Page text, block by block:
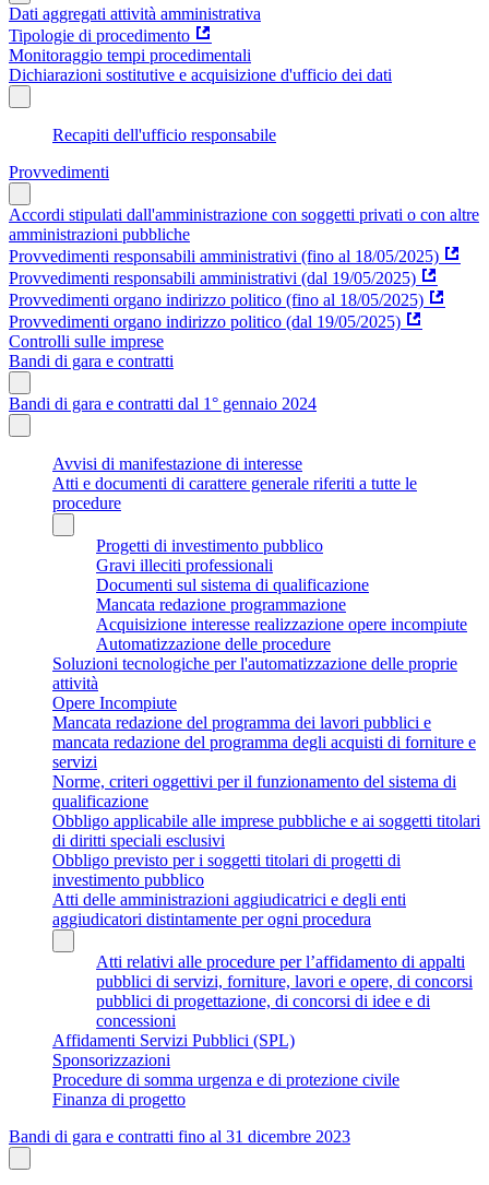
Dati aggregati attività amministrativa
Tipologie di procedimento
Monitoraggio tempi procedimentali
Dichiarazioni sostitutive e acquisizione d'ufficio dei dati
Recapiti dell'ufficio responsabile
Provvedimenti
Accordi stipulati dall'amministrazione con soggetti privati o con altre
amministrazioni pubbliche
Provvedimenti responsabili amministrativi (fino al 18/05/2025)
Provvedimenti responsabili amministrativi (dal 19/05/2025)
Provvedimenti organo indirizzo politico (fino al 18/05/2025)
Provvedimenti organo indirizzo politico (dal 19/05/2025)
Controlli sulle imprese
Bandi di gara e contratti
Bandi di gara e contratti dal 1° gennaio 2024
Avvisi di manifestazione di interesse
Atti e documenti di carattere generale riferiti a tutte le
procedure
Progetti di investimento pubblico
Gravi illeciti professionali
Documenti sul sistema di qualificazione
Mancata redazione programmazione
Acquisizione interesse realizzazione opere incompiute
Automatizzazione delle procedure
Soluzioni tecnologiche per l'automatizzazione delle proprie
attività
Opere Incompiute
Mancata redazione del programma dei lavori pubblici e
mancata redazione del programma degli acquisti di forniture e
servizi
Norme, criteri oggettivi per il funzionamento del sistema di
qualificazione
Obbligo applicabile alle imprese pubbliche e ai soggetti titolari
di diritti speciali esclusivi
Obbligo previsto per i soggetti titolari di progetti di
investimento pubblico
Atti delle amministrazioni aggiudicatrici e degli enti
aggiudicatori distintamente per ogni procedura
Atti relativi alle procedure per l’affidamento di appalti
pubblici di servizi, forniture, lavori e opere, di concorsi
pubblici di progettazione, di concorsi di idee e di
concessioni
Affidamenti Servizi Pubblici (SPL)
Sponsorizzazioni
Procedure di somma urgenza e di protezione civile
Finanza di progetto
Bandi di gara e contratti fino al 31 dicembre 2023